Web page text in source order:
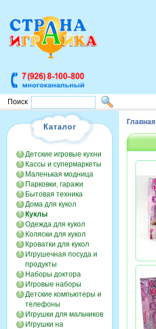
Поиск
Каталог
Детские игровые кухни
Кассы и супермаркеты
Маленькая модница
Парковки, гаражи
Бытовая техника
Дома для кукол
Куклы
Одежда для кукол
Коляски для кукол
Кроватки для кукол
Игрушечная посуда и
продукты
Наборы доктора
Игровые наборы
Детские компьютеры и
телефоны
Игрушки для мальчиков
Игрушки на
Главная